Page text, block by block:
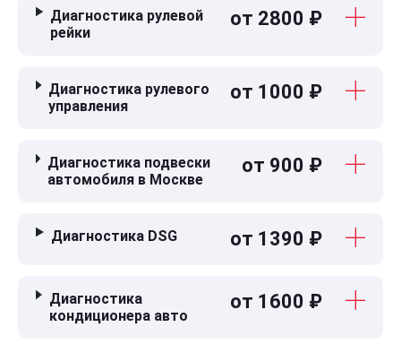
Диагностика рулевой
рейки
от 2800 ₽
Диагностика рулевого
управления
от 1000 ₽
Диагностика подвески
автомобиля в Москве
от 900 ₽
Диагностика DSG от 1390 ₽
Диагностика
кондиционера авто
от 1600 ₽